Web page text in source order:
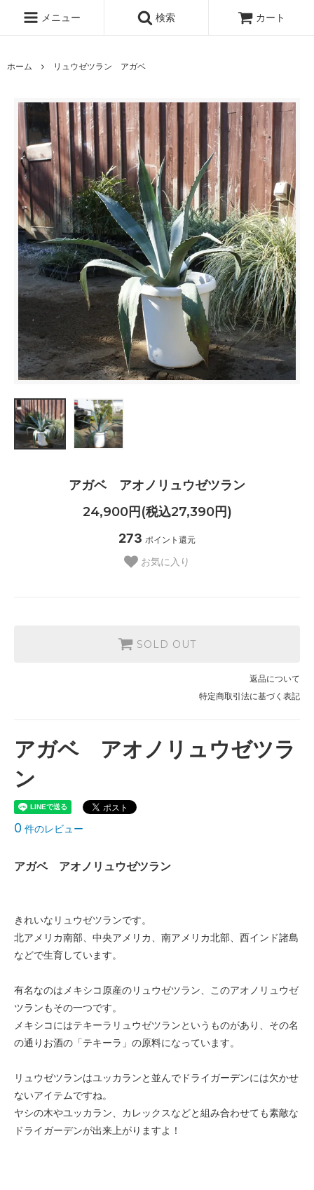
メニュー 検索 カート
ホーム リュウゼツラン アガベ
アガベ アオノリュウゼツラン
24,900円(税込27,390円)
273 ポイント還元
お気に入り
SOLD OUT
返品について
特定商取引法に基づく表記
アガベ アオノリュウゼツラ
ン
0 件のレビュー
アガベ アオノリュウゼツラン
きれいなリュウゼツランです。
北アメリカ南部、中央アメリカ、南アメリカ北部、西インド諸島
などで生育しています。
有名なのはメキシコ原産のリュウゼツラン、このアオノリュウゼ
ツランもその一つです。
メキシコにはテキーラリュウゼツランというものがあり、その名
の通りお酒の「テキーラ」の原料になっています。
リュウゼツランはユッカランと並んでドライガーデンには欠かせ
ないアイテムですね。
ヤシの木やユッカラン、カレックスなどと組み合わせても素敵な
ドライガーデンが出来上がりますよ！